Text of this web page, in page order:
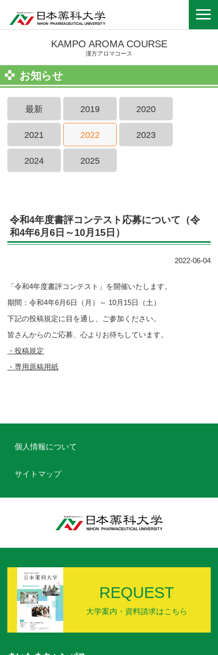
KAMPO AROMA COURSE
漢方アロマコース
お知らせ
最新 2019 2020
2021 2022 2023
2024 2025
令和4年度書評コンテスト応募について（令
和4年6月6日～10月15日）
2022-06-04
「令和4年度書評コンテスト」を開催いたします。
期間：令和4年6月6日（月）～ 10月15日（土）
下記の投稿規定に目を通し、ご参加ください。
皆さんからのご応募、心よりお待ちしています。
・投稿規定
・専用原稿用紙
個人情報について
サイトマップ
REQUEST
大学案内・資料請求はこちら